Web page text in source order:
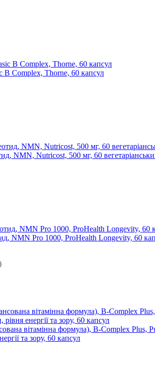
B Complex, Thorne, 60 капсул
NMN, Nutricost, 500 мг, 60
NMN Pro 1000, ProHealth Longevity, 60
вітамінна формула), B-Complex Plus,
та зору, 60 капсул